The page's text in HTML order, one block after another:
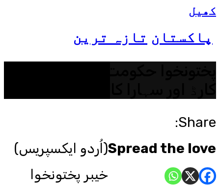
کھیل
پاکستان تازہ ترین
Share:
Spread the love(اُردو ایکسپریس)
خیبر پختونخوا